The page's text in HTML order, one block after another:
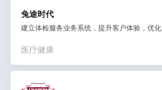
兔途时代
建立体检服务业务系统，提升客户体验，优
医疗健康